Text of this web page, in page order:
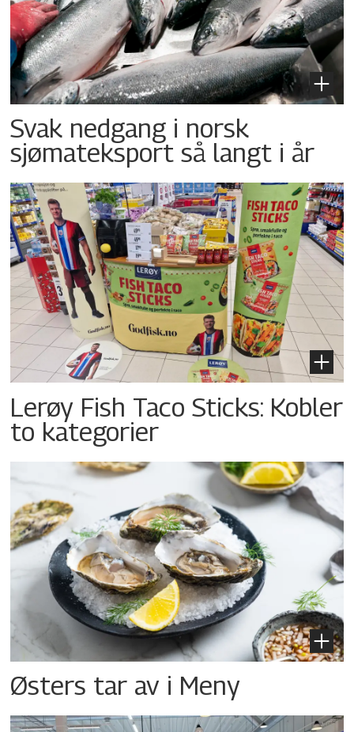
Svak nedgang i norsk
sjømateksport så langt i år
Lerøy Fish Taco Sticks: Kobler
to kategorier
Østers tar av i Meny